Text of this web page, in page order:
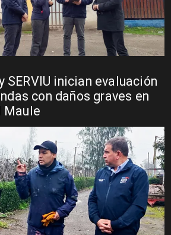
SERVIU inician evaluación
con daños graves en
Maule